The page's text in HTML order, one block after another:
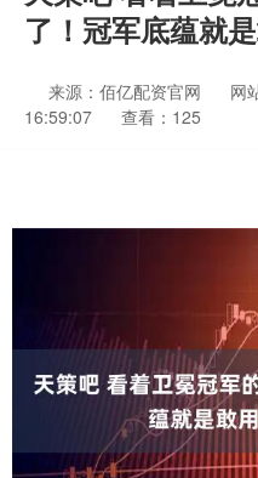
了！冠军底蕴就
来源：佰亿配资官网 网
16:59:07
查看：125